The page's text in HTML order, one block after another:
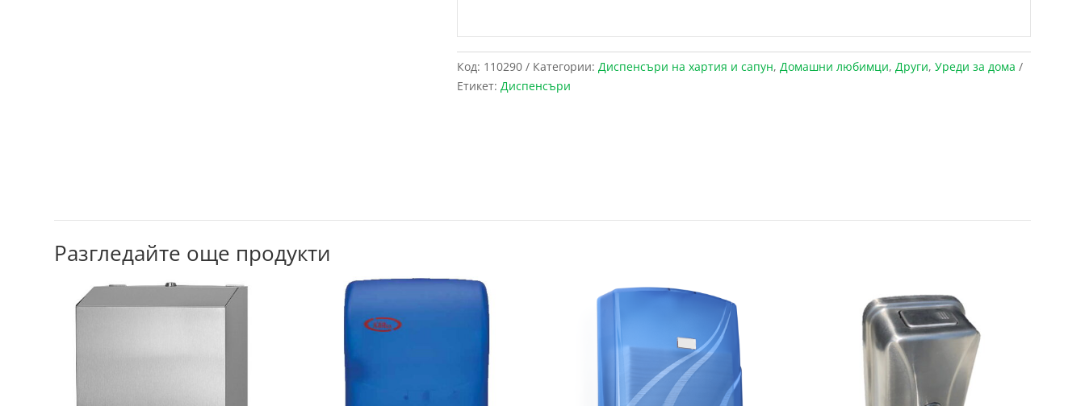
Код: 110290 Категории: Диспенсъри на хартия и сапун, Домашни любимци, Други, Уреди за дома
Етикет: Диспенсъри
Разгледайте още продукти